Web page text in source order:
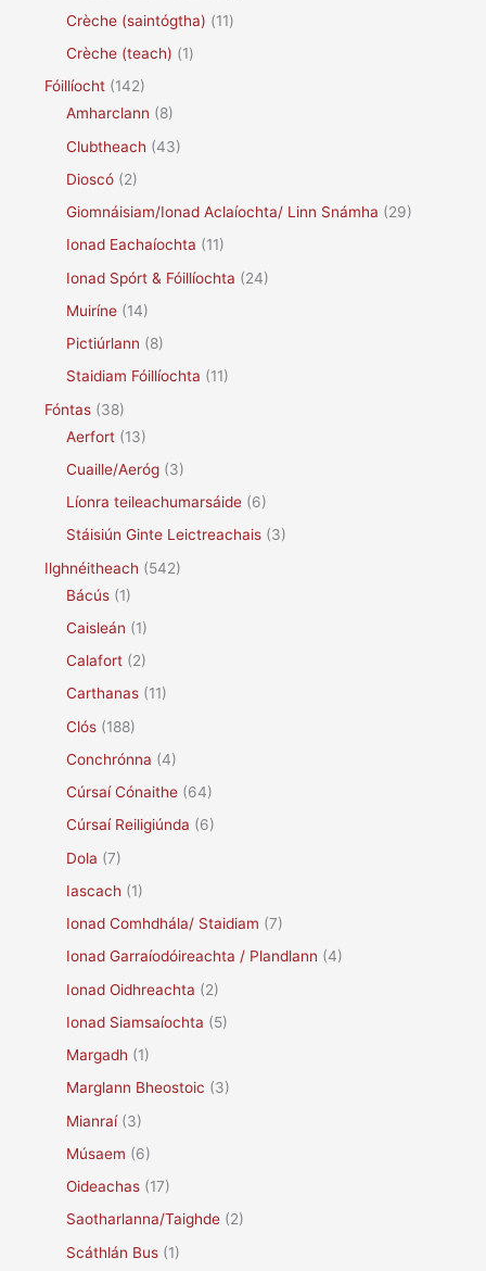
Crèche (saintógtha) (11)
Crèche (teach) (1)
Fóillíocht (142)
Amharclann (8)
Clubtheach (43)
Dioscó (2)
Giomnáisiam/Ionad Aclaíochta/ Linn Snámha (29)
Ionad Eachaíochta (11)
Ionad Spórt & Fóillíochta (24)
Muiríne (14)
Pictiúrlann (8)
Staidiam Fóillíochta (11)
Fóntas (38)
Aerfort (13)
Cuaille/Aeróg (3)
Líonra teileachumarsáide (6)
Stáisiún Ginte Leictreachais (3)
Ilghnéitheach (542)
Bácús (1)
Caisleán (1)
Calafort (2)
Carthanas (11)
Clós (188)
Conchrónna (4)
Cúrsaí Cónaithe (64)
Cúrsaí Reiligiúnda (6)
Dola (7)
Iascach (1)
Ionad Comhdhála/ Staidiam (7)
Ionad Garraíodóireachta / Plandlann (4)
Ionad Oidhreachta (2)
Ionad Siamsaíochta (5)
Margadh (1)
Marglann Bheostoic (3)
Mianraí(3)
Músaem (6)
Oideachas (17)
Saotharlanna/Taighde (2)
Scáthlán Bus (1)